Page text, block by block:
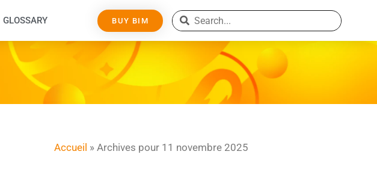
GLOSSARY BUY BIM
Accueil » Archives pour 11 novembre 2025